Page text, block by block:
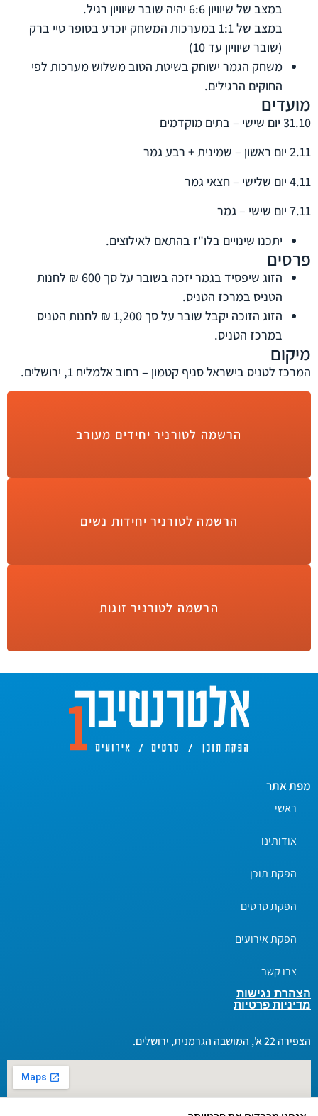
במצב של שיוויון 6:6 יהיה שובר שיוויון רגיל.
במצב של 1:1 במערכות המשחק יוכרע בסופר טיי ברק
(שובר שיוויון עד 10)
משחק הגמר ישוחק בשיטת הטוב משלוש מערכות לפי
החוקים הרגילים.
מועדים
31.10 יום שישי – בתים מוקדמים
2.11 יום ראשון – שמינית + רבע גמר
4.11 יום שלישי – חצאי גמר
7.11 יום שישי – גמר
יתכנו שינויים בלו"ז בהתאם לאילוצים.
פרסים
הזוג שיפסיד בגמר יזכה בשובר על סך 600 ₪ לחנות
הטניס במרכז הטניס.
הזוג הזוכה יקבל שובר על סך 1,200 ₪ לחנות הטניס
במרכז הטניס.
מיקום
המרכז לטניס בישראל סניף קטמון – רחוב אלמליח 1, ירושלים.
הרשמה לטורניר יחידים מעורב
הרשמה לטורניר יחידות נשים
הרשמה לטורניר זוגות
מפת אתר
ראשי
אודותינו
הפקת תוכן
הפקת סרטים
הפקת אירועים
צרו קשר
הצהרת נגישות
מדיניות פרטיות
הצפירה 22 א', המושבה הגרמנית, ירושלים.